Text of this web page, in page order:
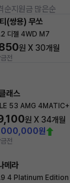
순지원금 많은순
(쌍용) 무쏘
디젤 4WD M7
원 X 30개월
전
래스
53 AMG 4MATIC+
원 X 34개월
원
전
메라
4 Platinum Edition